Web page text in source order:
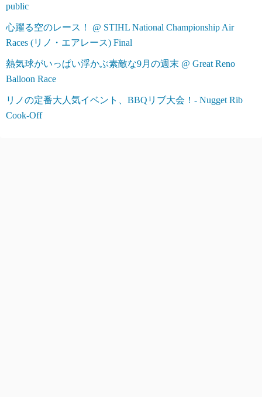
public
心躍る空のレース！ @ STIHL National Championship Air
Races (リノ・エアレース) Final
熱気球がいっぱい浮かぶ素敵な9月の週末 @ Great Reno
Balloon Race
リノの定番大人気イベント、BBQリブ大会！- Nugget Rib
Cook-Off